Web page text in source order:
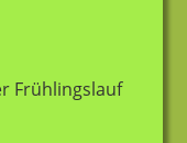
Frühlingslauf